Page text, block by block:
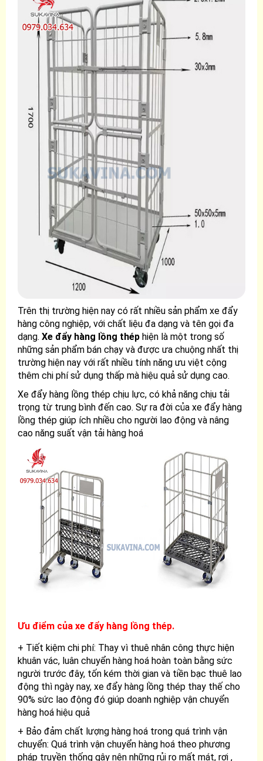
Trên thị trường hiện nay có rất nhiều sản phẩm xe đẩy
hàng công nghiệp, với chất liệu đa dạng và tên gọi đa
dạng. Xe đẩy hàng lồng thép hiện là một trong số
những sản phẩm bán chạy và được ưa chuộng nhất thị
trường hiện nay với rất nhiều tính năng ưu việt cộng
thêm chi phí sử dụng thấp mà hiệu quả sử dụng cao.
Xe đẩy hàng lồng thép chịu lực, có khả năng chịu tải
trọng từ trung bình đến cao. Sự ra đời của xe đẩy hàng
lồng thép giúp ích nhiều cho người lao động và nâng
cao năng suất vận tải hàng hoá
Ưu điểm của xe đẩy hàng lồng thép.
+ Tiết kiệm chi phí: Thay vì thuê nhân công thực hiện
khuân vác, luân chuyển hàng hoá hoàn toàn bằng sức
người trước đây, tốn kém thời gian và tiền bạc thuê lao
động thì ngày nay, xe đẩy hàng lồng thép thay thế cho
90% sức lao động đó giúp doanh nghiệp vận chuyển
hàng hoá hiệu quả
+ Bảo đảm chất lượng hàng hoá trong quá trình vận
chuyển: Quá trình vận chuyển hàng hoá theo phương
pháp truyền thống gây nên những rủi ro mất mát, rơi ,